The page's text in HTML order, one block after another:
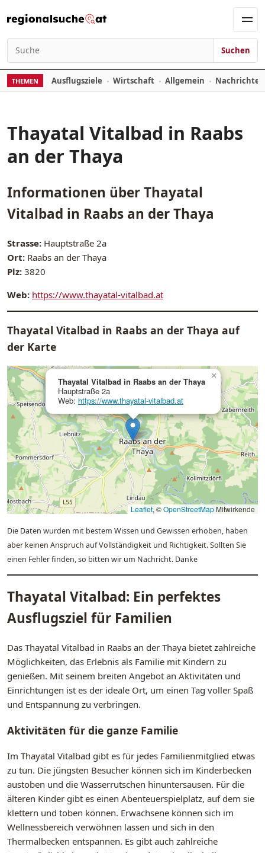
Suchen nach:
Suchen
THEMEN Ausflugsziele Wirtschaft Allgemein
Thayatal Vitalbad in Raabs
an der Thaya
Informationen überThayatal
Vitalbad in Raabs an der Thaya
Strasse: Hauptstraße 2a
Ort: Raabs an der Thaya
Plz: 3820
Web: https://www.thayatal-vitalbad.at
Thayatal Vitalbad in Raabs an der Thaya auf
der Karte
Thayatal Vitalbad in Raabs an der Thaya
Hauptstraße 2a
Web: https://www.thayatal-vitalbad.at
×
Leaflet, ©OpenStreetMap Mitwirkende
Die Daten wurden mit bestem Wissen und Gewissen erhoben, haben
aber keinen Anspruch auf Vollständigkeit und Richtigkeit. Sollten Sie
einen Fehler finden, so bitten wir um Nachricht. Danke
Thayatal Vitalbad: Ein perfektes
Ausflugsziel für Familien
Das Thayatal Vitalbad in Raabs an der Thaya bietet zahlreiche
Möglichkeiten, das Erlebnis als Familie mit Kindern zu
genießen. Mit seinem breiten Angebot an Aktivitäten und
Einrichtungen ist es der ideale Ort, um einen Tag voller Spaß
und Entspannung zu verbringen.
Aktivitäten für die ganze Familie
Im Thayatal Vitalbad gibt es für jedes Familienmitglied etwas
zu tun. Die jüngsten Besucher können sich im Kinderbecken
austoben und die Wasserrutschen hinuntersausen. Für die
älteren Kinder gibt es einen Abenteuerspielplatz, auf dem sie
klettern und toben können. Erwachsene können sich im
Wellnessbereich verwöhnen lassen und sich in den
Thermalbecken entspannen. Es gibt auch zahlreiche